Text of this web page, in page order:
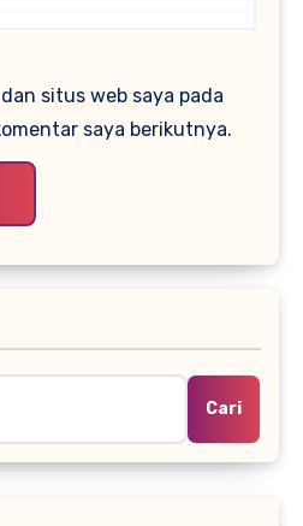
situs web saya pada
saya berikutnya.
Cari